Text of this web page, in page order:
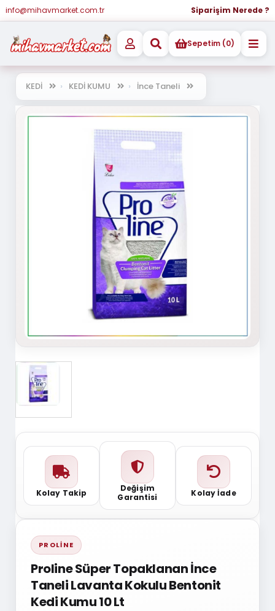
info@mihavmarket.com.tr Siparişim Nerede ?
Sepetim (0)
KEDİ KEDİ KUMU İnce Taneli
Kolay Takip
Değişim
Garantisi
Kolay İade
PROLINE
Proline Süper Topaklanan İnce
Taneli Lavanta Kokulu Bentonit
Kedi Kumu 10 Lt